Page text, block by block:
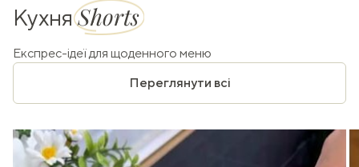
КухняShorts
Експрес-ідеї для щоденного меню
Переглянути всі